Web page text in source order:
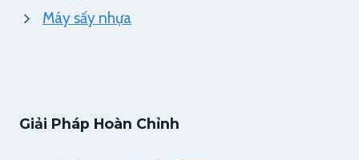
Máy sấy nhựa
Giải Pháp Hoàn Chỉnh